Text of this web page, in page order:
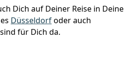
Dich auf Deiner Reise in Deine
Düsseldorfoder auch
für Dich da.